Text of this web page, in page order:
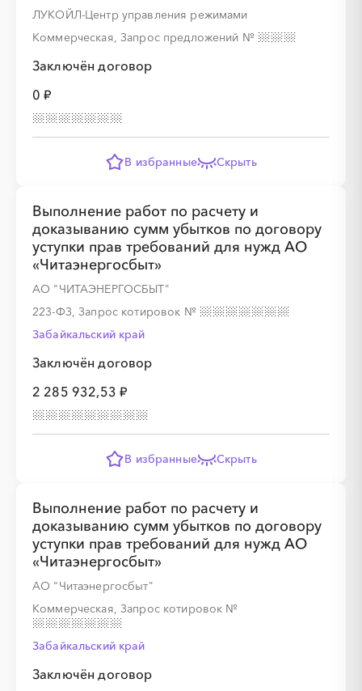
ЛУКОЙЛ-Центр управления режимами
Коммерческая, Запрос предложений №
Заключён договор
0 ₽
В избранные Скрыть
Выполнение работ по расчету и
доказыванию сумм убытков по договору
уступки прав требований для нужд АО
«Читаэнергосбыт»
АО "ЧИТАЭНЕРГОСБЫТ"
223-ФЗ, Запрос котировок №
Забайкальский край
Заключён договор
2 285 932,53 ₽
В избранные Скрыть
Выполнение работ по расчету и
доказыванию сумм убытков по договору
уступки прав требований для нужд АО
«Читаэнергосбыт»
АО "Читаэнергосбыт"
Коммерческая, Запрос котировок №
Забайкальский край
Заключён договор